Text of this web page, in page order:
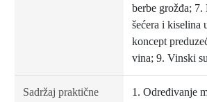
berbe grožđa; 7.
šećera i kiselina
koncept
vina; 9. Vinski
Sadržaj praktične
1. Određivanje